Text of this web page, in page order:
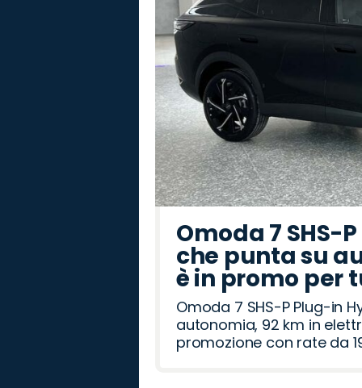
Omoda 7 SHS-
che punta su
è in promo per
Omoda 7 SHS-P Plug-in
autonomia, 92 km in
promozione con rate da